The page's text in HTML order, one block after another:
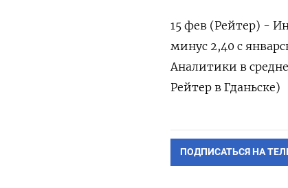
15 фев (Рейтер) -
минус 2,40 с
Аналитики в
Рейтер в Гданьске)
ПОДПИСАТЬСЯ НА